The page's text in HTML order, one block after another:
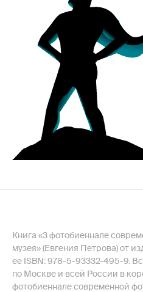
Книга «3 фотобиеннале
музея» (Евгения Петрова) от
ее ISBN: 978-5-93332-495-9.
по Москве и всей России в
фотобиеннале современной